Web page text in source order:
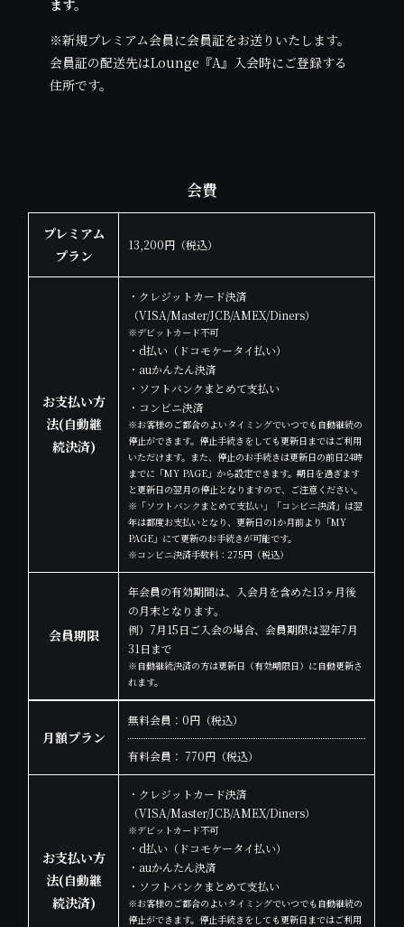
ます。
※新規プレミアム会員に会員証をお送りいたします。
会員証の配送先はLounge『A』入会時にご登録する
住所です。
会費
プレミアム
プラン
13,200円（税込）
お支払い方
法(自動継
続決済)
・クレジットカード決済
（VISA/Master/JCB/AMEX/Diners）
※デビットカード不可
・d払い（ドコモケータイ払い）
・auかんたん決済
・ソフトバンクまとめて支払い
・コンビニ決済
※お客様のご都合のよいタイミングでいつでも自動継続の
停止ができます。停止手続きをしても更新日まではご利用
いただけます。また、停止のお手続きは更新日の前日24時
までに「MY PAGE」から設定できます。期日を過ぎます
と更新日の翌月の停止となりますので、ご注意ください。
※「ソフトバンクまとめて支払い」「コンビニ決済」は翌
年は都度お支払いとなり、更新日の1か月前より「MY
PAGE」にて更新のお手続きが可能です。
※コンビニ決済手数料：275円（税込）
会員期限
年会員の有効期間は、入会月を含めた13ヶ月後
の月末となります。
例）7月15日ご入会の場合、会員期限は翌年7月
31日まで
※自動継続決済の方は更新日（有効期限日）に自動更新さ
れます。
月額プラン
無料会員：0円（税込）
有料会員： 770円（税込）
お支払い方
法(自動継
続決済)
・クレジットカード決済
（VISA/Master/JCB/AMEX/Diners）
※デビットカード不可
・d払い（ドコモケータイ払い）
・auかんたん決済
・ソフトバンクまとめて支払い
※お客様のご都合のよいタイミングでいつでも自動継続の
停止ができます。停止手続きをしても更新日まではご利用